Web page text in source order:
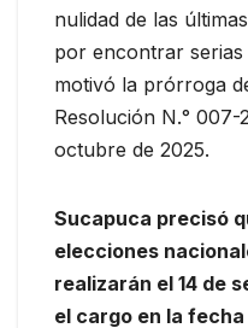
nulidad de las
por encontrar
motivó la prórroga
Resolución N.° 007-
octubre de 2025.
Sucapuca precisó
elecciones
realizarán el 14 de
el cargo en la